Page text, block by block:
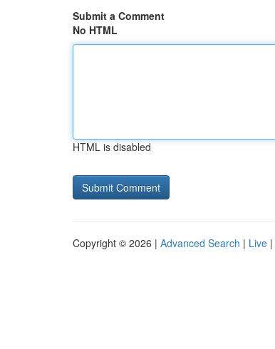
Submit a Comment
No HTML
HTML is disabled
Copyright © 2026 | Advanced Search | Live |